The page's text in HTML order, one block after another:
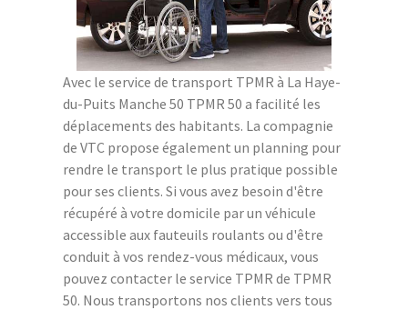
Avec le service de transport TPMR à La Haye-
du-Puits Manche 50 TPMR 50 a facilité les
déplacements des habitants. La compagnie
de VTC propose également un planning pour
rendre le transport le plus pratique possible
pour ses clients. Si vous avez besoin d'être
récupéré à votre domicile par un véhicule
accessible aux fauteuils roulants ou d'être
conduit à vos rendez-vous médicaux, vous
pouvez contacter le service TPMR de TPMR
50. Nous transportons nos clients vers tous